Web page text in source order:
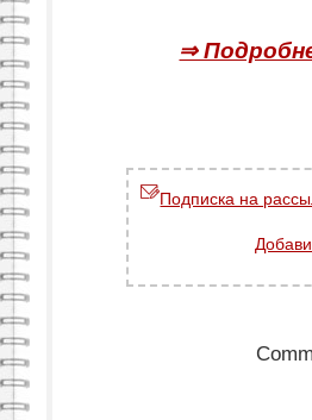
⇒
Подписка на